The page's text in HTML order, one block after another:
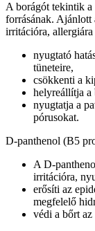
A borágót tekintik
forrásának. Ajánlott
irritációra,
nyugtató
tüneteire,
csökkenti a
helyreállítja a
nyugtatja a
pórusokat.
D-panthenol (B5
A D-
irritációra,
erősíti az
megfelelő
védi a bőrt